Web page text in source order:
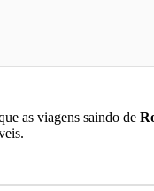
as viagens saindo de